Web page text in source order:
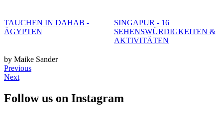
TAUCHEN IN DAHAB -
ÄGYPTEN
SINGAPUR - 16
SEHENSWÜRDIGKEITEN &
AKTIVITÄTEN
by Maike Sander
Previous
Next
Follow us on Instagram